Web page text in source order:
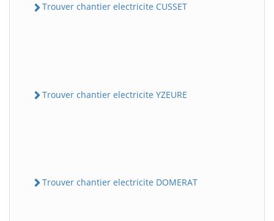
Trouver chantier electricite CUSSET
Trouver chantier electricite YZEURE
Trouver chantier electricite DOMERAT